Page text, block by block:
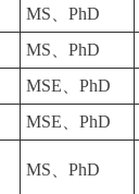
MS、PhD
MS、PhD
MSE、PhD
MSE、PhD
MS、PhD